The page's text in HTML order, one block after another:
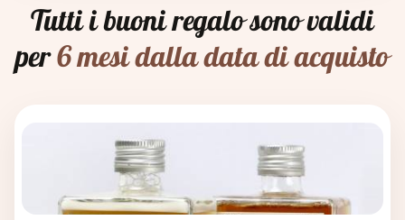
Tutti i buoni regalo sono validi
per6 mesi dalla data di acquisto